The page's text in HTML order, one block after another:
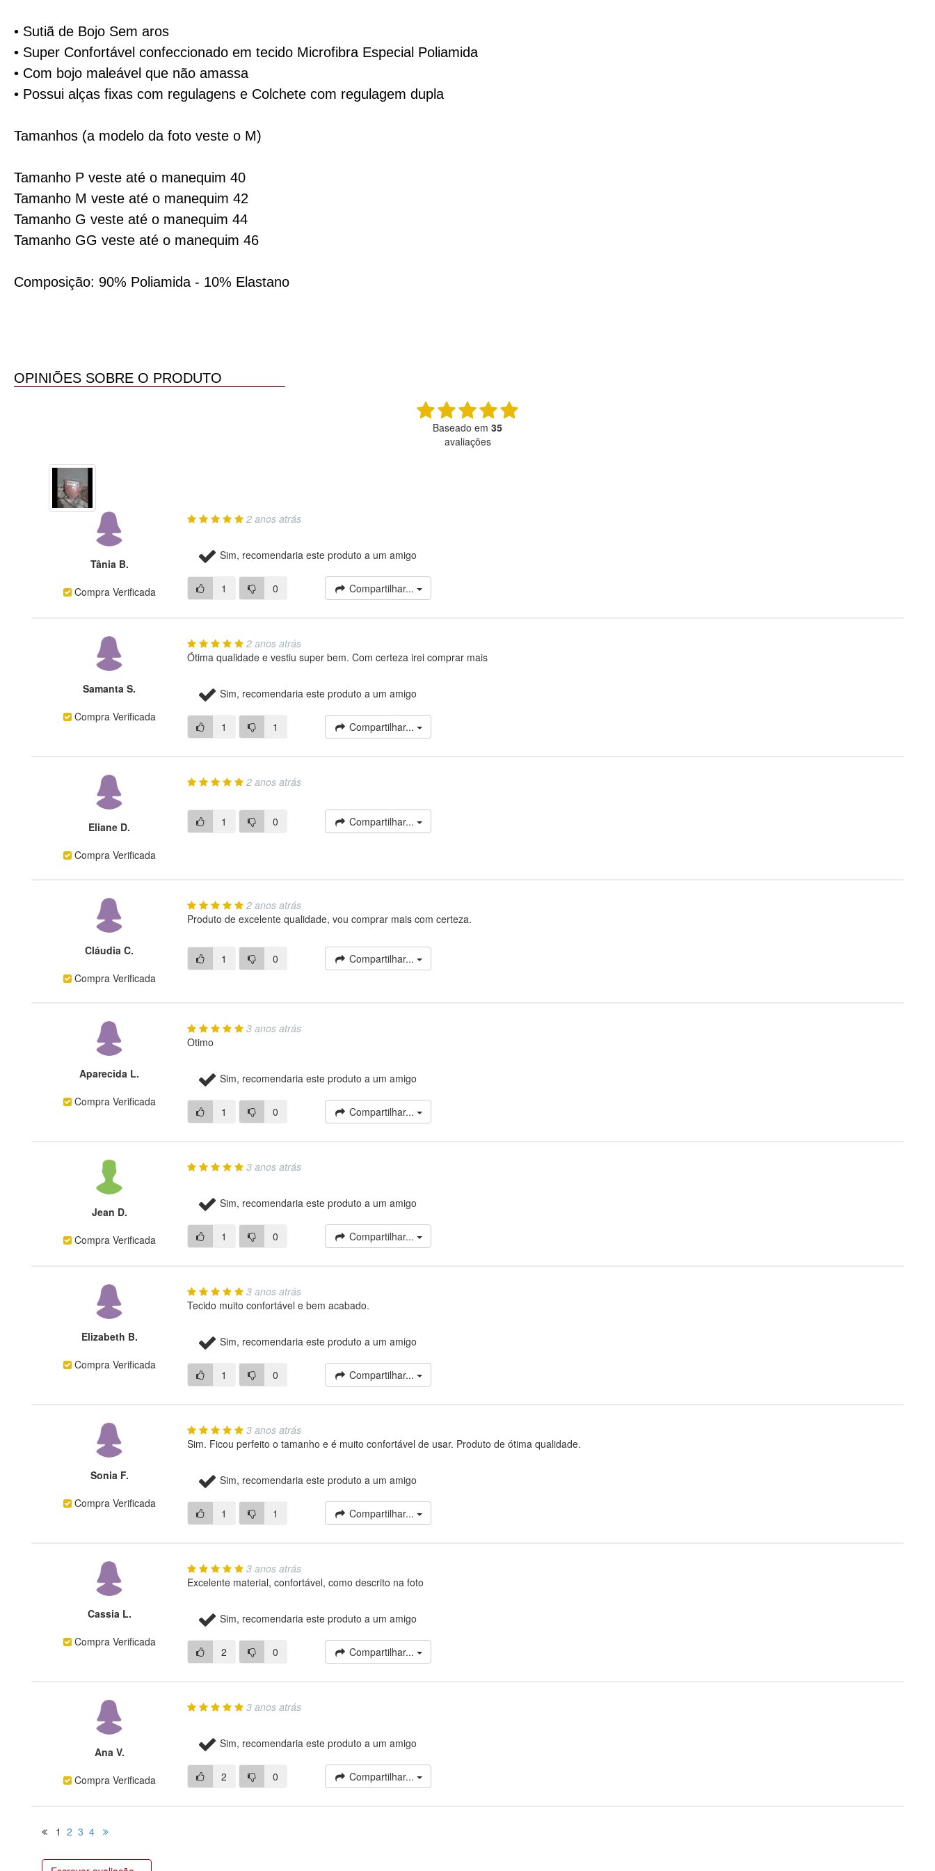
• Sutiã de Bojo Sem aros
• Super Confortável confeccionado em tecido Microfibra Especial Poliamida
• Com bojo maleável que não amassa
• Possui alças fixas com regulagens e Colchete com regulagem dupla
Tamanhos (a modelo da foto veste o M)
Tamanho P veste até o manequim 40
Tamanho M veste até o manequim 42
Tamanho G veste até o manequim 44
Tamanho GG veste até o manequim 46
Composição: 90% Poliamida - 10% Elastano
OPINIÕES SOBRE O PRODUTO
Baseado em 35
avaliações
Tânia B.
Compra Verificada
2 anos atrás
Sim, recomendaria este produto a um amigo
1 0 Compartilhar...
Samanta S.
Compra Verificada
2 anos atrás
Ótima qualidade e vestiu super bem. Com certeza irei comprar mais
Sim, recomendaria este produto a um amigo
1 1 Compartilhar...
Eliane D.
Compra Verificada
2 anos atrás
1 0 Compartilhar...
Cláudia C.
Compra Verificada
2 anos atrás
Produto de excelente qualidade, vou comprar mais com certeza.
1 0 Compartilhar...
Aparecida L.
Compra Verificada
3 anos atrás
Otimo
Sim, recomendaria este produto a um amigo
1 0 Compartilhar...
Jean D.
Compra Verificada
3 anos atrás
Sim, recomendaria este produto a um amigo
1 0 Compartilhar...
Elizabeth B.
Compra Verificada
3 anos atrás
Tecido muito confortável e bem acabado.
Sim, recomendaria este produto a um amigo
1 0 Compartilhar...
Sonia F.
Compra Verificada
3 anos atrás
Sim. Ficou perfeito o tamanho e é muito confortável de usar. Produto de ótima qualidade.
Sim, recomendaria este produto a um amigo
1 1 Compartilhar...
Cassia L.
Compra Verificada
3 anos atrás
Excelente material, confortável, como descrito na foto
Sim, recomendaria este produto a um amigo
2 0 Compartilhar...
Ana V.
Compra Verificada
3 anos atrás
Sim, recomendaria este produto a um amigo
2 0 Compartilhar...
1 2 3 4